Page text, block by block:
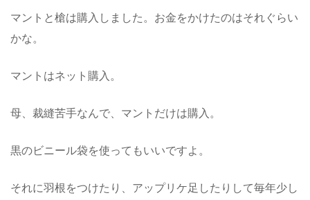
マントと槍は購入しました。お金をかけたのはそれぐらい
かな。
マントはネット購入。
母、裁縫苦手なんで、マントだけは購入。
黒のビニール袋を使ってもいいですよ。
それに羽根をつけたり、アップリケ足したりして毎年少し